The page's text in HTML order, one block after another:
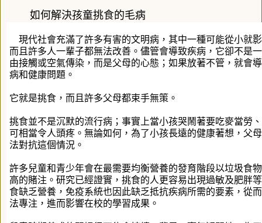
如何解決孩童挑食的毛病
現代社會充滿了許多有害的文明病，其中一種可能從小就
而且許多人一輩子都無法改善。儘管會導致疾病，它卻不是
由接觸或空氣傳染，而是父母的心態；如果放著不管，就會
病和健康問題。
它就是挑食，而且許多父母都束手無策。
挑食並不是沉默的流行病；事實上當小孩哭鬧著要吃麥當勞
可相當令人頭疼。無論如何，為了小孩長遠的健康著想，父
法對抗這個情況。
許多兒童和青少年會在最需要均衡營養的發育階段以垃圾食
高的賭注。研究已經證實，挑食的人更容易出現過敏及肥胖
食缺乏營養，免疫系統也因此缺乏抵抗疾病所需的要素，從
法專注，進而影響在校的學習成果。